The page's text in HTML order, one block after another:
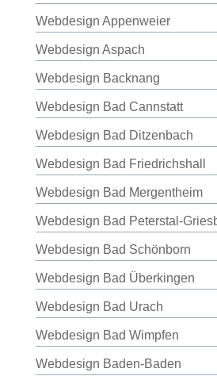
Webdesign Appenweier
Webdesign Aspach
Webdesign Backnang
Webdesign Bad Cannstatt
Webdesign Bad Ditzenbach
Webdesign Bad Friedrichshall
Webdesign Bad Mergentheim
Webdesign Bad Peterstal-
Webdesign Bad Schönborn
Webdesign Bad Überkingen
Webdesign Bad Urach
Webdesign Bad Wimpfen
Webdesign Baden-Baden